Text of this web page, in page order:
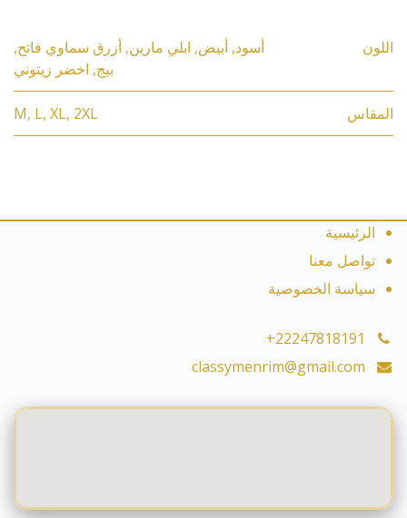
اللون أسود, أبيض, ابلي مارين, أزرق سماوي فاتح,
بيج, اخضر زيتوني
المقاس M, L, XL, 2XL
الرئيسية
تواصل معنا
سياسة الخصوصية
+22247818191
classymenrim@gmail.com